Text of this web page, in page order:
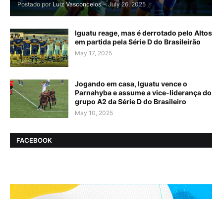
Postado por Luiz Vasconcelos - July 26, 2025
Iguatu reage, mas é derrotado pelo Altos
em partida pela Série D do Brasileirão
May 17, 2025
Jogando em casa, Iguatu vence o
Parnahyba e assume a vice-liderança do
grupo A2 da Série D do Brasileiro
May 10, 2025
FACEBOOK